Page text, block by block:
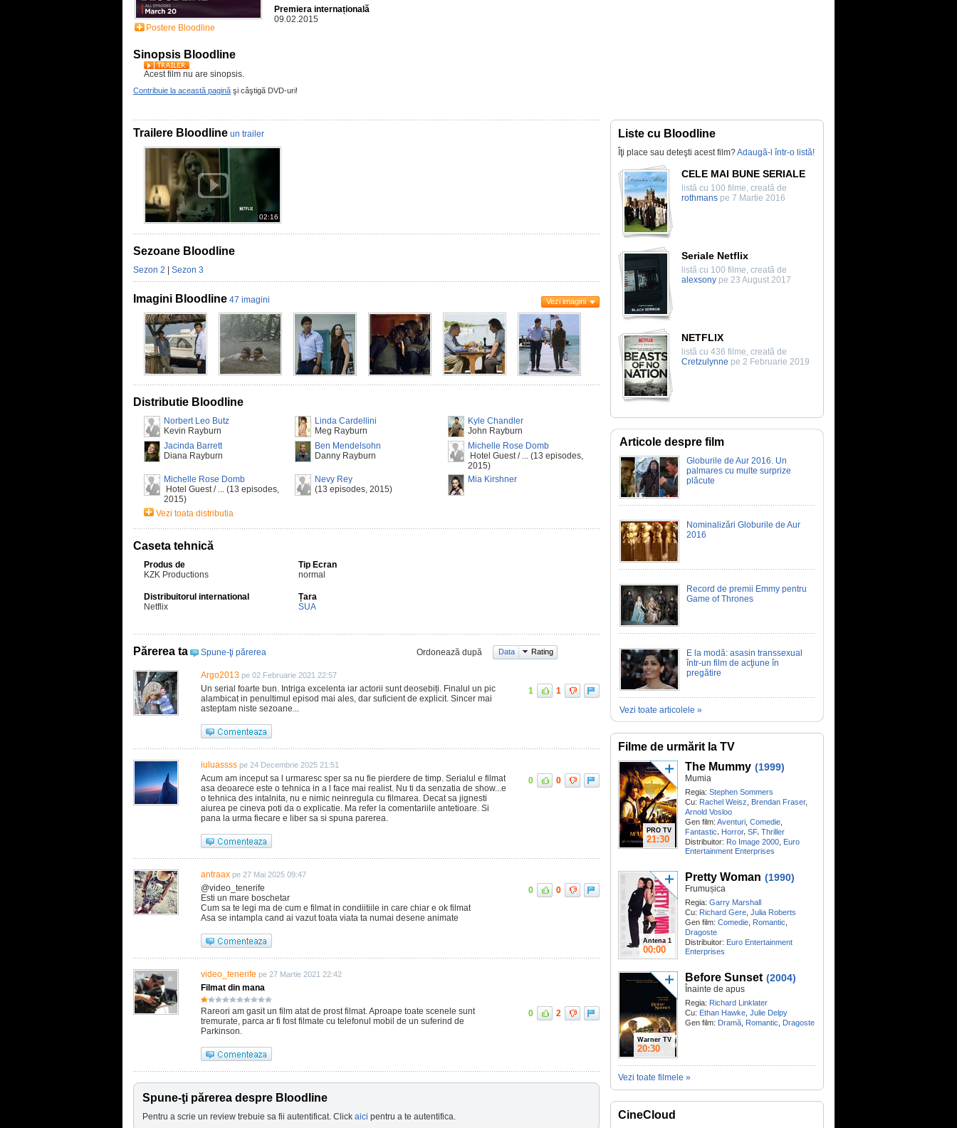
Postere Bloodline
Premiera internațională
09.02.2015
Sinopsis Bloodline
Acest film nu are sinopsis.
Contribuie la această pagină şi câştigă DVD-uri!
Trailere Bloodline un trailer
02:16
Sezoane Bloodline
Sezon 2 Sezon 3
Imagini Bloodline 47 imagini Vezi imagini
Distributie Bloodline
Norbert Leo Butz
Kevin Rayburn
Linda Cardellini
Meg Rayburn
Kyle Chandler
John Rayburn
Jacinda Barrett
Diana Rayburn
Ben Mendelsohn
Danny Rayburn
Michelle Rose Domb
Hotel Guest / ... (13 episodes,
2015)
Michelle Rose Domb
Hotel Guest / ... (13 episodes,
2015)
Nevy Rey
(13 episodes, 2015)
Mia Kirshner
Vezi toata distributia
Caseta tehnică
Produs de
KZK Productions
Tip Ecran
normal
Distribuitorul international
Netflix
Țara
SUA
Părerea ta Spune-ţi părerea Ordonează după Data Rating
Argo2013 pe 02 Februarie 2021 22:57
Un serial foarte bun. Intriga excelenta iar actorii sunt deosebiți. Finalul un pic
alambicat in penultimul episod mai ales, dar suficient de explicit. Sincer mai
asteptam niste sezoane...
1 1
iuluassss pe 24 Decembrie 2025 21:51
Acum am inceput sa l urmaresc sper sa nu fie pierdere de timp. Serialul e filmat
asa deoarece este o tehnica in a l face mai realist. Nu ti da senzatia de show...e
o tehnica des intalnita, nu e nimic neinregula cu filmarea. Decat sa jignesti
aiurea pe cineva poti da o explicatie. Ma refer la comentariile antetioare. Si
pana la urma fiecare e liber sa si spuna parerea.
0 0
antraax pe 27 Mai 2025 09:47
@video_tenerife
Esti un mare boschetar
Cum sa te legi ma de cum e filmat in condiitiile in care chiar e ok filmat
Asa se intampla cand ai vazut toata viata ta numai desene animate
0 0
video_tenerife pe 27 Martie 2021 22:42
Filmat din mana
Rareori am gasit un film atat de prost filmat. Aproape toate scenele sunt
tremurate, parca ar fi fost filmate cu telefonul mobil de un suferind de
Parkinson.
0 2
Spune-ţi părerea despre Bloodline
Pentru a scrie un review trebuie sa fii autentificat. Click aici pentru a te autentifica.
Liste cu Bloodline
Îţi place sau deteşti acest film?Adaugă-l într-o listă!
CELE MAI BUNE SERIALE
listă cu 100 filme, creată de
rothmans pe 7 Martie 2016
Seriale Netflix
listă cu 100 filme, creată de
alexsony pe 23 August 2017
NETFLIX
listă cu 436 filme, creată de
Cretzulynne pe 2 Februarie 2019
Articole despre film
Globurile de Aur 2016. Un
palmares cu multe surprize
plăcute
Nominalizări Globurile de Aur
2016
Record de premii Emmy pentru
Game of Thrones
E la modă: asasin transsexual
într-un film de acţiune în
pregătire
Vezi toate articolele »
Filme de urmărit la TV
PRO TV
21:30
The Mummy (1999)
Mumia
Regia: Stephen Sommers
Cu: Rachel Weisz Brendan Fraser,
Arnold Vosloo
Gen film: Aventuri Comedie
Fantastic, Horror, SF, Thriller
Distribuitor: Ro Image 2000 Euro
Entertainment Enterprises
Antena 1
00:00
Pretty Woman (1990)
Frumușica
Regia: Garry Marshall
Cu: Richard Gere Julia Roberts
Gen film: Comedie Romantic
Dragoste
Distribuitor: Euro Entertainment
Enterprises
Warner TV
20:30
Before Sunset (2004)
Înainte de apus
Regia: Richard Linklater
Cu: Ethan Hawke Julie Delpy
Gen film: Dramă Romantic Dragoste
Vezi toate filmele »
CineCloud